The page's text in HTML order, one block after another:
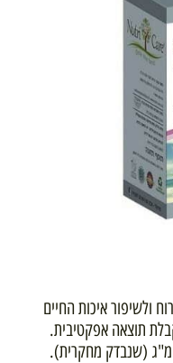
ולשיפור איכות החיים
תוצאה אפקטיבית.